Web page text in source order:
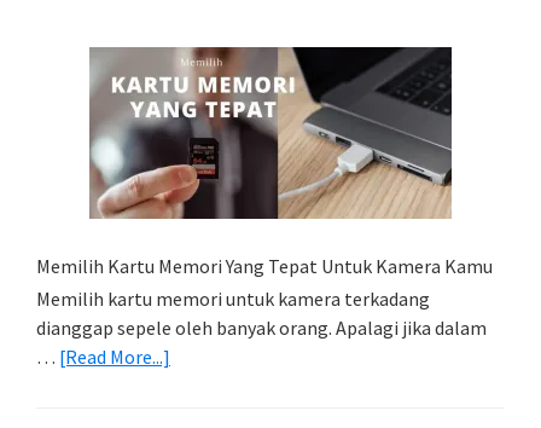
Memilih Kartu Memori Yang Tepat Untuk Kamera Kamu
Memilih kartu memori untuk kamera terkadang
dianggap sepele oleh banyak orang. Apalagi jika dalam
… [Read More...]